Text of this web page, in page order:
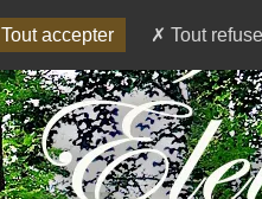
Livre d'or
Tout accepter Tout